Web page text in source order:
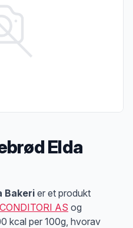
Elda
Bakeri er et produkt
AS og
kcal per 100g, hvorav